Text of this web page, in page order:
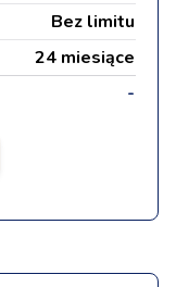
Bez limitu
24 miesiące
-